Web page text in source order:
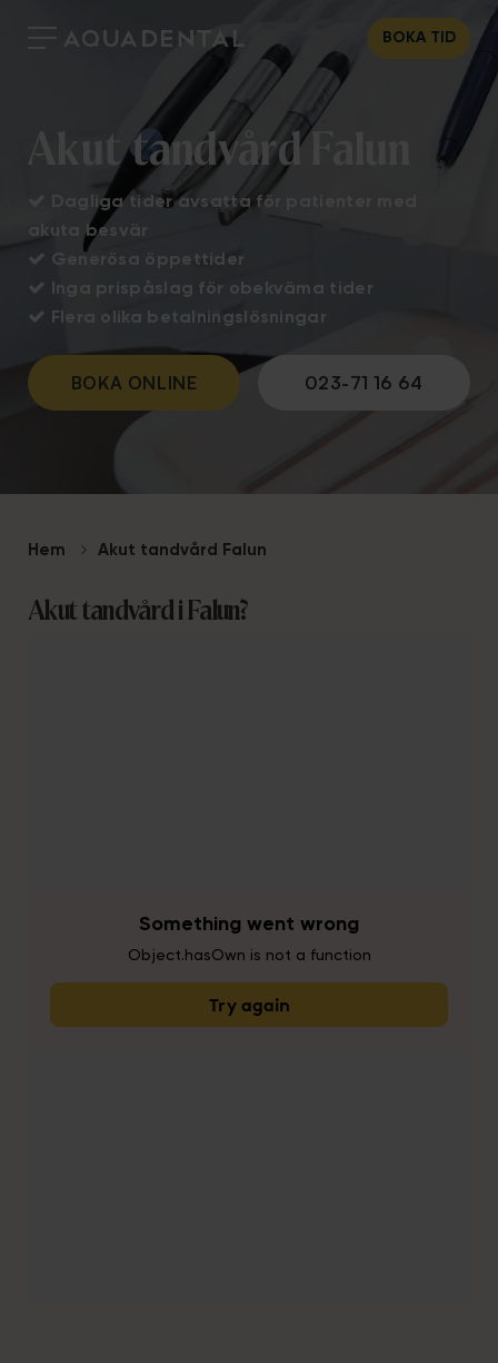
BOKA TID
Akut tandvård Falun

Dagliga tider avsatta för patienter med
akuta besvär
 Generösa öppettider

Inga prispåslag för obekväma tider
 Flera olika betalningslösningar
BOKA ONLINE 023-71 16 64
Hem Akut tandvård Falun
Akut tandvård i Falun?